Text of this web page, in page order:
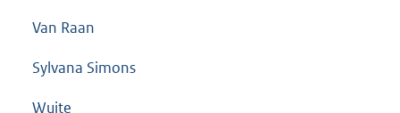
Van Raan
Sylvana Simons
Wuite